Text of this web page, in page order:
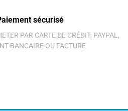
sécurisé
PAR CARTE DE CRÉDIT, PAYPAL,
BANCAIRE OU FACTURE